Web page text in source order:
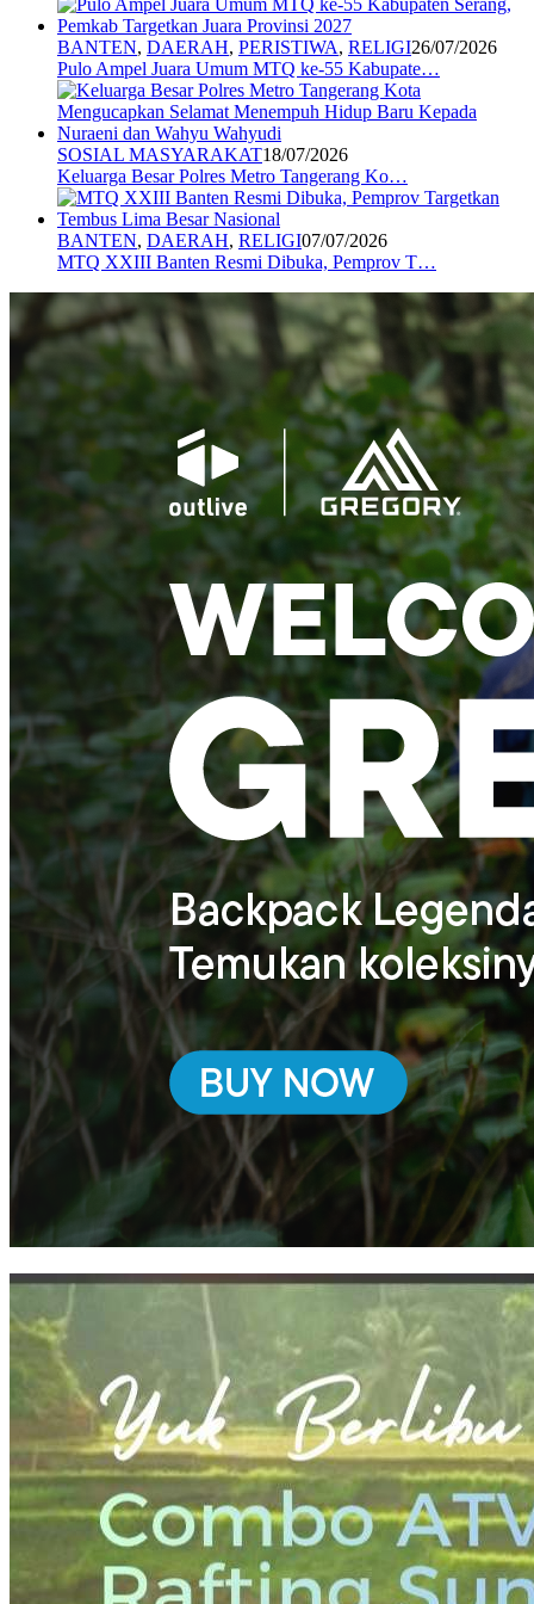
BANTEN, DAERAH, PERISTIWA, RELIGI26/07/2026
Pulo Ampel Juara Umum MTQ ke-55 Kabupate…
SOSIAL MASYARAKAT18/07/2026
Keluarga Besar Polres Metro Tangerang Ko…
BANTEN, DAERAH, RELIGI07/07/2026
MTQ XXIII Banten Resmi Dibuka, Pemprov T…